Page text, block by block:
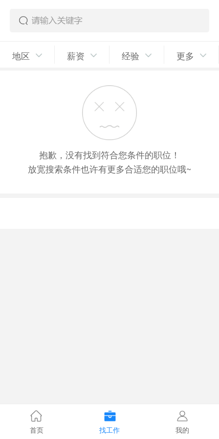
地区 薪资 经验 更多
抱歉，没有找到符合您条件的职位！
放宽搜索条件也许有更多合适您的职位哦~
首页 找工作 我的